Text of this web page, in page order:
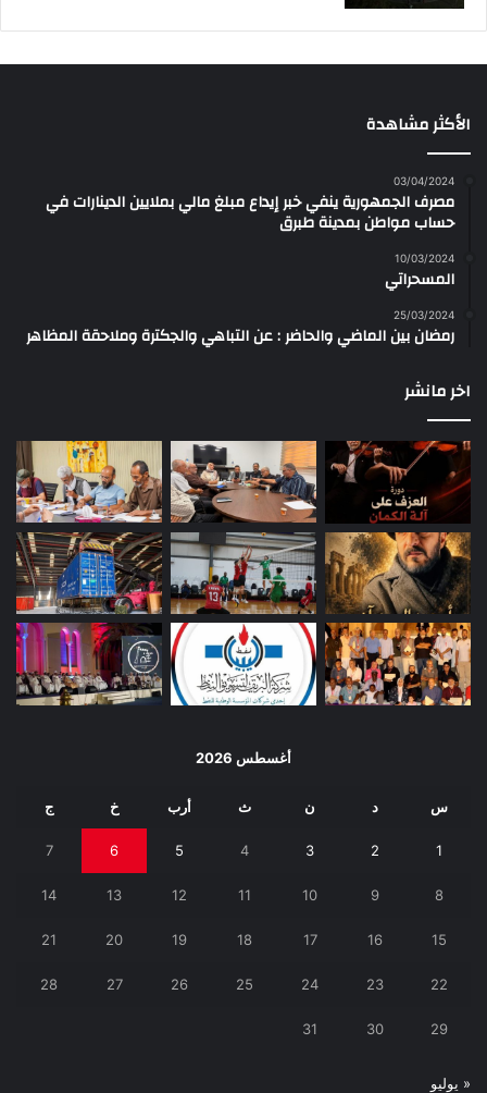
الأكثر مشاهدة
03/04/2024
مصرف الجمهورية ينفي خبر إيداع مبلغ مالي بملايين الدينارات في
حساب مواطن بمدينة طبرق
10/03/2024
المسحراتي
25/03/2024
رمضان بين الماضي والحاضر : عن التباهي والجكترة وملاحقة المظاهر
اخر مانشر
أغسطس 2026
س د ن ث أرب خ ج
1
2
3
4
5
6
7
8
9
10
11
12
13
14
15
16
17
18
19
20
21
22
23
24
25
26
27
28
29
30
31
« يوليو